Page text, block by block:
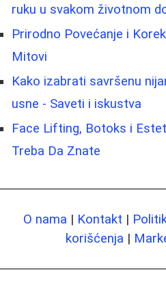
ruku u svakom životnom
Prirodno Povećanje i
Mitovi
Kako izabrati savršenu
usne - Saveti i iskustva
Face Lifting, Botoks i
Treba Da Znate
O nama | Kontakt |
korišćenja |